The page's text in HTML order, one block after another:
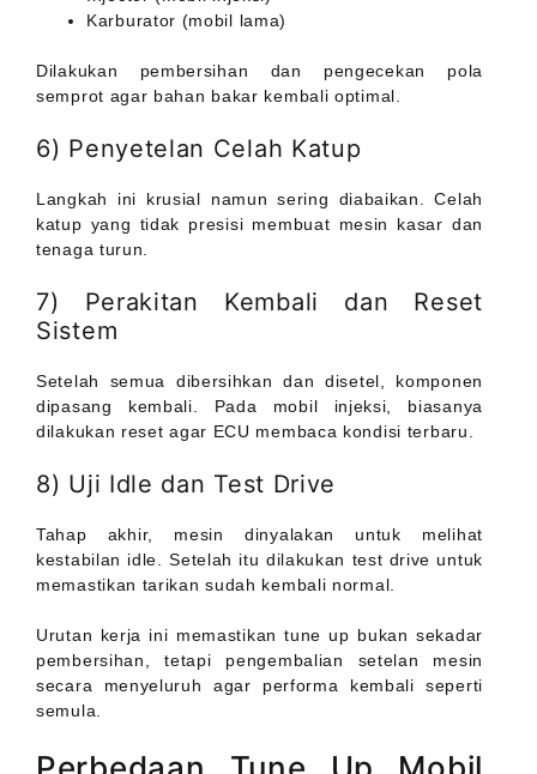
Karburator (mobil lama)
Dilakukan pembersihan dan pengecekan pola
semprot agar bahan bakar kembali optimal.
6) Penyetelan Celah Katup
Langkah ini krusial namun sering diabaikan. Celah
katup yang tidak presisi membuat mesin kasar dan
tenaga turun.
7) Perakitan Kembali dan Reset
Sistem
Setelah semua dibersihkan dan disetel, komponen
dipasang kembali. Pada mobil injeksi, biasanya
dilakukan reset agar ECU membaca kondisi terbaru.
8) Uji Idle dan Test Drive
Tahap akhir, mesin dinyalakan untuk melihat
kestabilan idle. Setelah itu dilakukan test drive untuk
memastikan tarikan sudah kembali normal.
Urutan kerja ini memastikan tune up bukan sekadar
pembersihan, tetapi pengembalian setelan mesin
secara menyeluruh agar performa kembali seperti
semula.